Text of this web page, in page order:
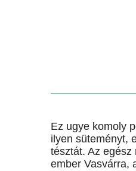
Ez ugye komoly
ilyen süteményt,
tésztát. Az
ember Vasvárra,